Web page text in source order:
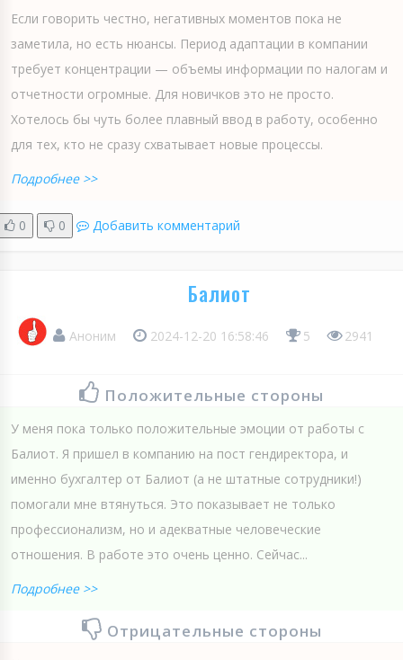
Если говорить честно, негативных моментов пока не
заметила, но есть нюансы. Период адаптации в компании
требует концентрации — объемы информации по налогам и
отчетности огромные. Для новичков это не просто.
Хотелось бы чуть более плавный ввод в работу, особенно
для тех, кто не сразу схватывает новые процессы.
Подробнее >>
0 0 Добавить комментарий
Балиот
Аноним 2024-12-20 16:58:46 5 2941
Положительные стороны
У меня пока только положительные эмоции от работы с
Балиот. Я пришел в компанию на пост гендиректора, и
именно бухгалтер от Балиот (а не штатные сотрудники!)
помогали мне втянуться. Это показывает не только
профессионализм, но и адекватные человеческие
отношения. В работе это очень ценно. Сейчас...
Подробнее >>
Отрицательные стороны